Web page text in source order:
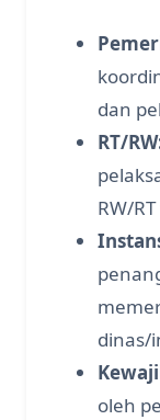
dan
RT/
RW/
dinas/
oleh